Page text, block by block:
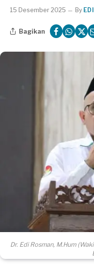
15 Desember 2025 By
Bagikan
Dr. Edi Rosman, M.Hum